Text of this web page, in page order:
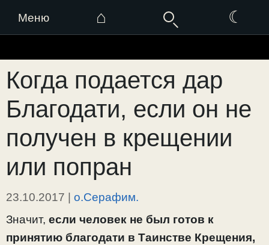
Меню ⌂ ☾
к
содержимому
Когда подается дар
Благодати, если он не
получен в крещении
или попран
23.10.2017 | о.Серафим.
Значит, если человек не был готов к
принятию благодати в Таинстве Крещения,